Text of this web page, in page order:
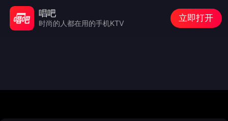
唱吧
时尚的人都在用的手机KTV
立即打开